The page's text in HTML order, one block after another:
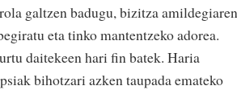
galtzen badugu, bizitza amildegiaren
eta tinko mantentzeko adorea.
daitekeen hari fin batek. Haria
bihotzari azken taupada emateko